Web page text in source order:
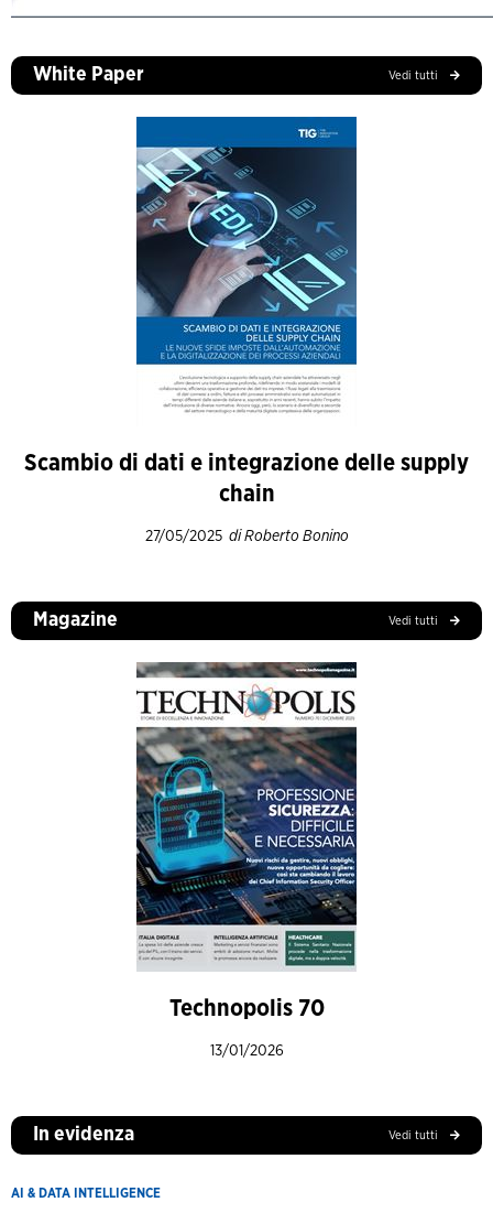
White Paper Vedi tutti
Scambio di dati e integrazione delle supply
chain
27/05/2025 di Roberto Bonino
Magazine Vedi tutti
Technopolis 70
13/01/2026
In evidenza Vedi tutti
AI & DATA INTELLIGENCE